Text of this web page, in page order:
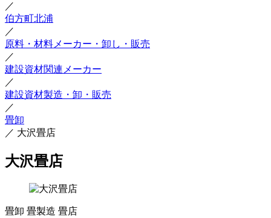
／
伯方町北浦
／
原料・材料メーカー・卸し・販売
／
建設資材関連メーカー
／
建設資材製造・卸・販売
／
畳卸
／ 大沢畳店
大沢畳店
畳卸 畳製造 畳店